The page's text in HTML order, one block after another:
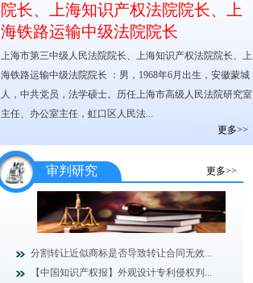
院长、上海知识产权法院院长、上
海铁路运输中级法院院长
上海市第三中级人民法院院长、上海知识产权法院院长、上
海铁路运输中级法院院长 ：男，1968年6月出生，安徽蒙城
人，中共党员，法学硕士。历任上海市高级人民法院研究室
主任、办公室主任，虹口区人民法...
更多>>
更多>>
审判研究
分割转让近似商标是否导致转让合同无效...
【中国知识产权报】外观设计专利侵权判...